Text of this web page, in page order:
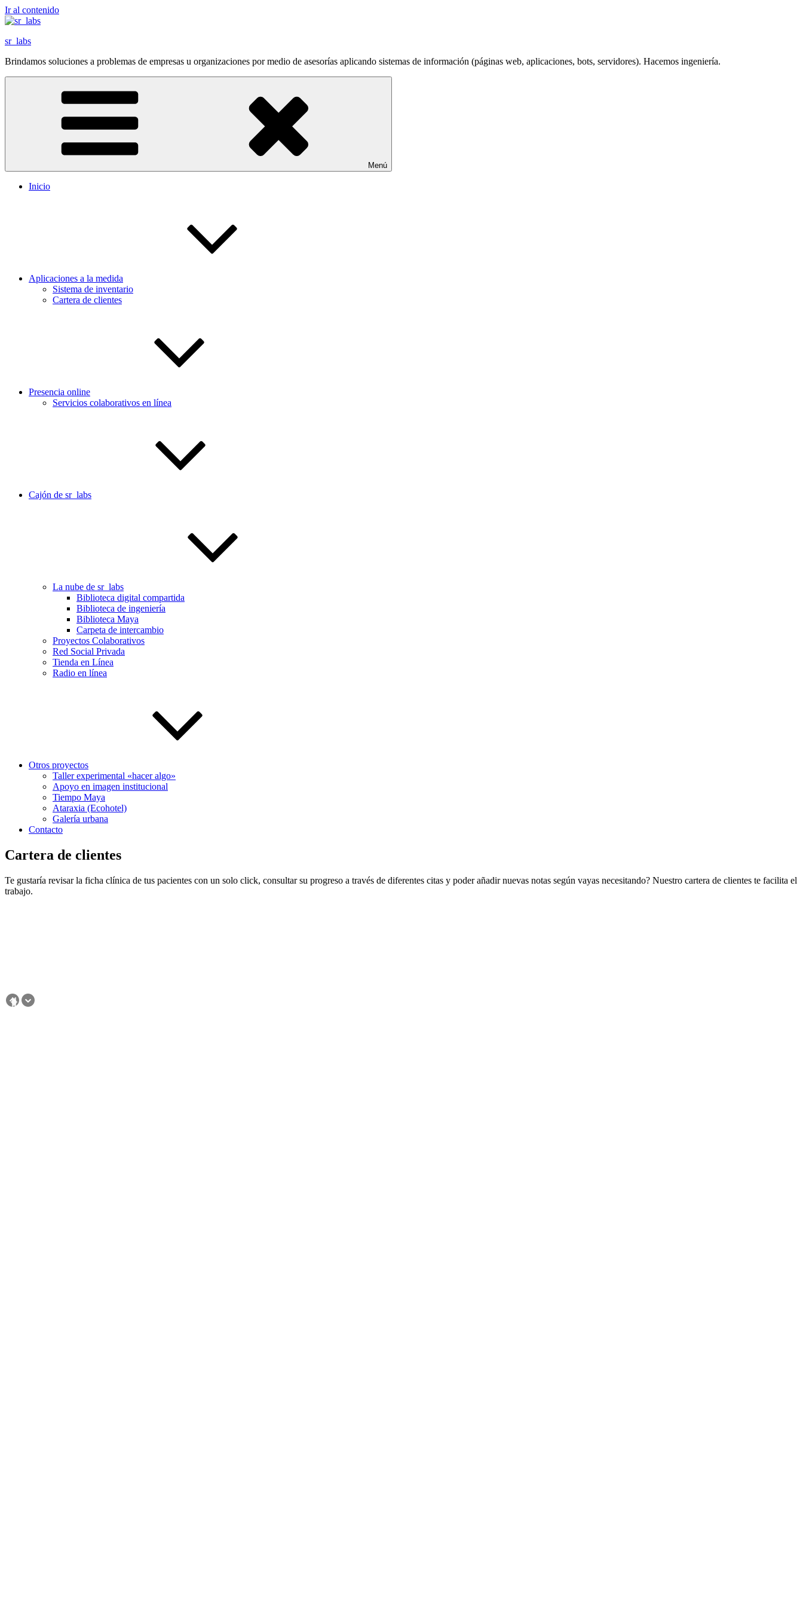
Ir al contenido
sr_labs
Brindamos soluciones a problemas de empresas u organizaciones por medio de asesorías aplicando sistemas de información (páginas web, aplicaciones, bots, servidores). Hacemos ingeniería.
Menú
Inicio
Aplicaciones a la medida
Sistema de inventario
Cartera de clientes
Presencia online
Servicios colaborativos en línea
Cajón de sr_labs
La nube de sr_labs
Biblioteca digital compartida
Biblioteca de ingeniería
Biblioteca Maya
Carpeta de intercambio
Proyectos Colaborativos
Red Social Privada
Tienda en Línea
Radio en línea
Otros proyectos
Taller experimental «hacer algo»
Apoyo en imagen institucional
Tiempo Maya
Ataraxia (Ecohotel)
Galería urbana
Contacto
Cartera de clientes
Te gustaría revisar la ficha clínica de tus pacientes con un solo click, consultar su progreso a través de diferentes citas y poder añadir nuevas notas según vayas necesitando? Nuestro cartera de clientes te facilita el
trabajo.